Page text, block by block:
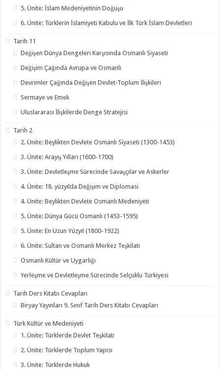
5. Ünite: İslam Medeniyetinin Doğuşu
6. Ünite: Türklerin İslamiyeti Kabulu ve İlk Türk İslam Devletleri
Tarih 11
Değişen Dünya Dengeleri Karşısında Osmanlı Siyaseti
Değişim Çağında Avrupa ve Osmanlı
Devrimler Çağında Değişen Devlet-Toplum İlişkileri
Sermaye ve Emek
Uluslararası İlişkilerde Denge Stratejisi
Tarih 2
2. Ünite: Beylikten Devlete Osmanlı Siyaseti (1300-1453)
3. Ünite: Arayış Yılları (1600-1700)
3. Ünite: Devletleşme Sürecinde Savaşçılar ve Askerler
4. Ünite: 18. yüzyılda Değişim ve Diplomasi
4. Ünite: Beylikten Devlete Osmanlı Medeniyeti
5. Ünite: Dünya Gücü Osmanlı (1453-1595)
5. Ünite: En Uzun Yüzyıl (1800-1922)
6. Ünite: Sultan ve Osmanlı Merkez Teşkilatı
Osmanlı Kültür ve Uygarlığı
Yerleşme ve Devletleşme Sürecinde Selçuklu Türkiyesi
Tarih Ders Kitabı Cevapları
Biryay Yayınları 9. Sınıf Tarih Ders Kitabı Cevapları
Türk Kültür ve Medeniyeti
1. Ünite: Türklerde Devlet Teşkilatı
2. Ünite: Türklerde Toplum Yapısı
3. Ünite: Türklerde Hukuk